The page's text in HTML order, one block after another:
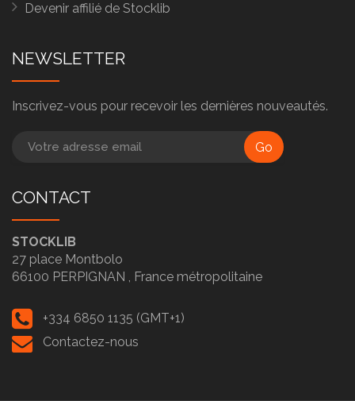
Devenir affilié de Stocklib
NEWSLETTER
Inscrivez-vous pour recevoir les dernières nouveautés.
Go
CONTACT
STOCKLIB
27 place Montbolo
66100 PERPIGNAN , France métropolitaine
+334 6850 1135 (GMT+1)
Contactez-nous